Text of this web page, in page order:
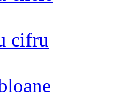
cifru